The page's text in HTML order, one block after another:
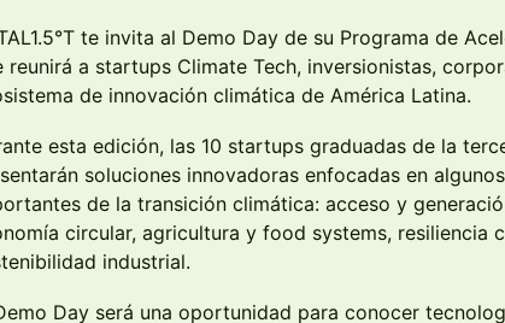
te invita al Demo Day de su Programa de
reunirá a startups Climate Tech, inversionistas,
de innovación climática de América Latina.
esta edición, las 10 startups graduadas de la
soluciones innovadoras enfocadas en
de la transición climática: acceso y
circular, agricultura y food systems, resiliencia
industrial.
Day será una oportunidad para conocer